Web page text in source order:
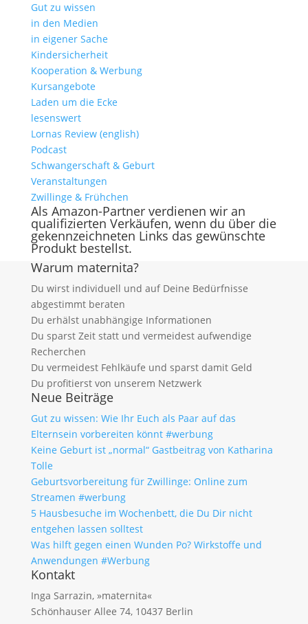
Gut zu wissen
in den Medien
in eigener Sache
Kindersicherheit
Kooperation & Werbung
Kursangebote
Laden um die Ecke
lesenswert
Lornas Review (english)
Podcast
Schwangerschaft & Geburt
Veranstaltungen
Zwillinge & Frühchen
Als Amazon-Partner verdienen wir an
qualifizierten Verkäufen, wenn du über die
gekennzeichneten Links das gewünschte
Produkt bestellst.
Warum maternita?
Du wirst individuell und auf Deine Bedürfnisse
abgestimmt beraten
Du erhälst unabhängige Informationen
Du sparst Zeit statt und vermeidest aufwendige
Recherchen
Du vermeidest Fehlkäufe und sparst damit Geld
Du profitierst von unserem Netzwerk
Neue Beiträge
Gut zu wissen: Wie Ihr Euch als Paar auf das
Elternsein vorbereiten könnt #werbung
Keine Geburt ist „normal“ Gastbeitrag von Katharina
Tolle
Geburtsvorbereitung für Zwillinge: Online zum
Streamen #werbung
5 Hausbesuche im Wochenbett, die Du Dir nicht
entgehen lassen solltest
Was hilft gegen einen Wunden Po? Wirkstoffe und
Anwendungen #Werbung
Kontakt
Inga Sarrazin, »maternita«
Schönhauser Allee 74, 10437 Berlin